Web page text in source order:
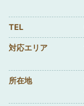
TEL
対応エリア
所在地